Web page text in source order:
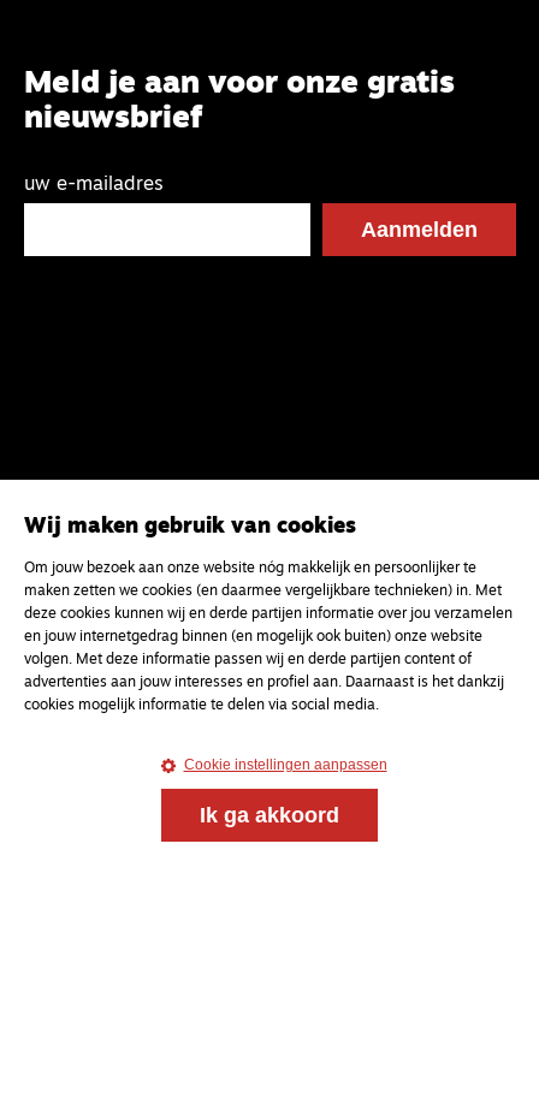
Meld je aan voor onze gratis
nieuwsbrief
uw e-mailadres
MagazineOnderweg
Onderweg is een platform voor ontmoeting, vorming
en gesprek voor christenen onderweg, in het bijzonder
Wij maken gebruik van cookies
Om jouw bezoek aan onze website nóg makkelijk en persoonlijker te
maken zetten we cookies (en daarmee vergelijkbare technieken) in. Met
deze cookies kunnen wij en derde partijen informatie over jou verzamelen
en jouw internetgedrag binnen (en mogelijk ook buiten) onze website
volgen. Met deze informatie passen wij en derde partijen content of
advertenties aan jouw interesses en profiel aan. Daarnaast is het dankzij
cookies mogelijk informatie te delen via social media.
Cookie instellingen aanpassen
Ik ga akkoord